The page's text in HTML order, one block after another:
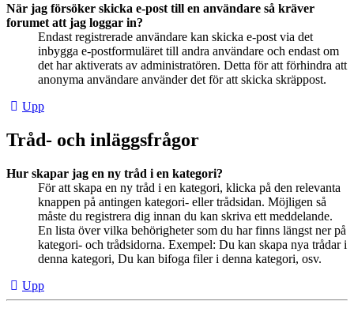
När jag försöker skicka e-post till en användare så kräver
forumet att jag loggar in?
Endast registrerade användare kan skicka e-post via det
inbygga e-postformuläret till andra användare och endast om
det har aktiverats av administratören. Detta för att förhindra att
anonyma användare använder det för att skicka skräppost.
Upp
Tråd- och inläggsfrågor
Hur skapar jag en ny tråd i en kategori?
För att skapa en ny tråd i en kategori, klicka på den relevanta
knappen på antingen kategori- eller trådsidan. Möjligen så
måste du registrera dig innan du kan skriva ett meddelande.
En lista över vilka behörigheter som du har finns längst ner på
kategori- och trådsidorna. Exempel: Du kan skapa nya trådar i
denna kategori, Du kan bifoga filer i denna kategori, osv.
Upp